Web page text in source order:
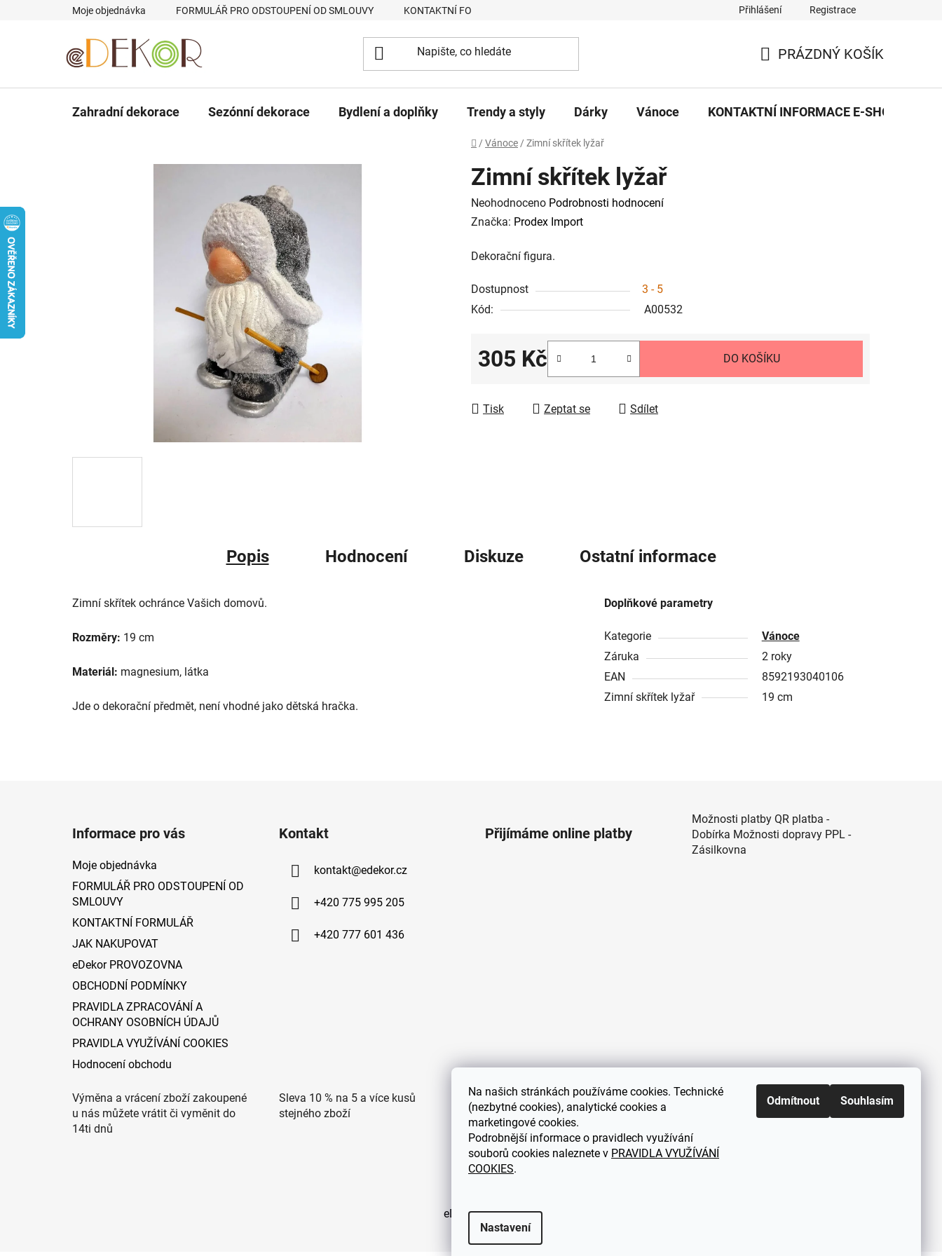
Na našich stránkách používáme cookies. Technické
(nezbytné cookies), analytické cookies a
marketingové cookies.
Podrobnější informace o pravidlech využívání
souborů cookies naleznete v PRAVIDLA VYUŽÍVÁNÍ
COOKIES.
Nastavení
Odmítnout Souhlasím
Moje objednávka FORMULÁŘ PRO ODSTOUPENÍ OD SMLOUVY KONTAKTNÍ FORMULÁŘ eDekor PROVOZOVNA OBCHODNÍ PODMÍNKY
Přihlášení Registrace
KOŠÍK
PRÁZDNÝ KOŠÍK
Zahradní dekorace Sezónní dekorace Bydlení a doplňky Trendy a styly Dárky Vánoce KONTAKTNÍ INFORMACE E-SHOPU
Domů
/ Vánoce / Zimní skřítek lyžař
Zimní skřítek lyžař
Průměrné
hodnocení
je
z
5
Neohodnoceno Podrobnosti hodnocení
Značka: Prodex Import
Dekorační figura.
Dostupnost
3 - 5
Kód:
A00532
305 Kč DO KOŠÍKU
Tisk Zeptat se Sdílet
Popis Hodnocení Diskuze Ostatní informace
Zimní skřítek ochránce Vašich domovů.
Rozměry: 19 cm
Materiál: magnesium, látka
Jde o dekorační předmět, není vhodné jako dětská hračka.
Doplňkové parametry
Kategorie
Vánoce
Záruka
2 roky
EAN
8592193040106
Zimní skřítek lyžař
19 cm
Informace pro vás
Moje objednávka
FORMULÁŘ PRO ODSTOUPENÍ OD
SMLOUVY
KONTAKTNÍ FORMULÁŘ
JAK NAKUPOVAT
eDekor PROVOZOVNA
OBCHODNÍ PODMÍNKY
PRAVIDLA ZPRACOVÁNÍ A
OCHRANY OSOBNÍCH ÚDAJŮ
PRAVIDLA VYUŽÍVÁNÍ COOKIES
Hodnocení obchodu
Kontakt
kontakt@edekor.cz
+420 775 995 205
+420 777 601 436
Přijímáme online platby
Možnosti platby QR platba -
Dobírka Možnosti dopravy PPL -
Zásilkovna
Výměna a vrácení zboží zakoupené
u nás můžete vrátit či vyměnit do
14ti dnů
Sleva 10 % na 5 a více kusů
stejného zboží
Doprava po ČR zdarma pro
objednávky nad 2500 Kč
Zákaznická podpora každý všední
den od 9.00 do 18.00 hodin
eDEKOR.cz